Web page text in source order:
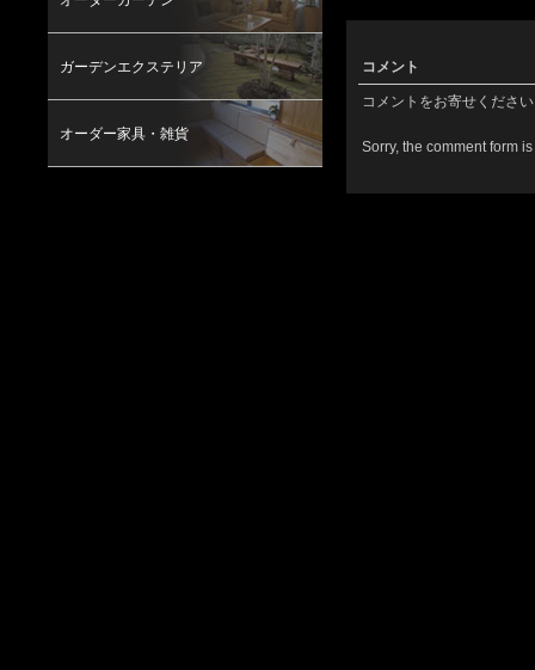
ガーデンエクステリア
オーダー家具・雑貨
コメント
コメントをお寄せくださ
Sorry, the comment form